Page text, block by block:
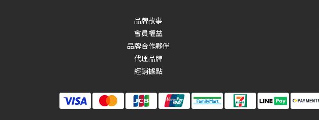
品牌故事
會員權益
品牌合作夥伴
代理品牌
經銷據點